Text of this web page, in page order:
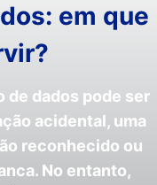
em que
de dados pode ser
acidental, uma
reconhecido ou
No entanto,